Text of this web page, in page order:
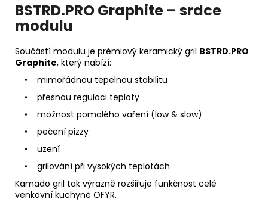
BSTRD.PRO Graphite – srdce
modulu
Součástí modulu je prémiový keramický gril BSTRD.PRO
Graphite, který nabízí:
• mimořádnou tepelnou stabilitu
• přesnou regulaci teploty
• možnost pomalého vaření (low & slow)
• pečení pizzy
• uzení
• grilování při vysokých teplotách
Kamado gril tak výrazně rozšiřuje funkčnost celé
venkovní kuchyně OFYR.